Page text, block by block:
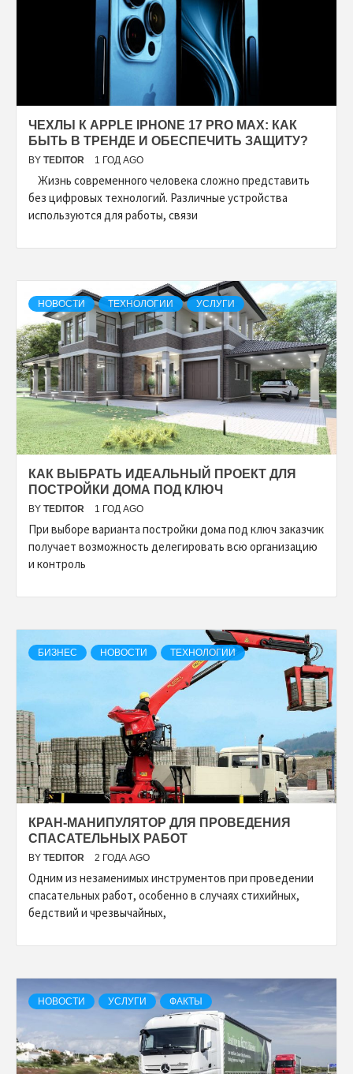
ЧЕХЛЫ К АPPLE IPHONE 17 PRO MAX: КАК
БЫТЬ В ТРЕНДЕ И ОБЕСПЕЧИТЬ ЗАЩИТУ?
BY TEDITOR 1 ГОД AGO
Жизнь современного человека сложно представить
без цифровых технологий. Различные устройства
используются для работы, связи
НОВОСТИ ТЕХНОЛОГИИ УСЛУГИ
КАК ВЫБРАТЬ ИДЕАЛЬНЫЙ ПРОЕКТ ДЛЯ
ПОСТРОЙКИ ДОМА ПОД КЛЮЧ
BY TEDITOR 1 ГОД AGO
При выборе варианта постройки дома под ключ заказчик
получает возможность делегировать всю организацию
и контроль
БИЗНЕС НОВОСТИ ТЕХНОЛОГИИ
КРАН-МАНИПУЛЯТОР ДЛЯ ПРОВЕДЕНИЯ
СПАСАТЕЛЬНЫХ РАБОТ
BY TEDITOR 2 ГОДА AGO
Одним из незаменимых инструментов при проведении
спасательных работ, особенно в случаях стихийных,
бедствий и чрезвычайных,
НОВОСТИ УСЛУГИ ФАКТЫ